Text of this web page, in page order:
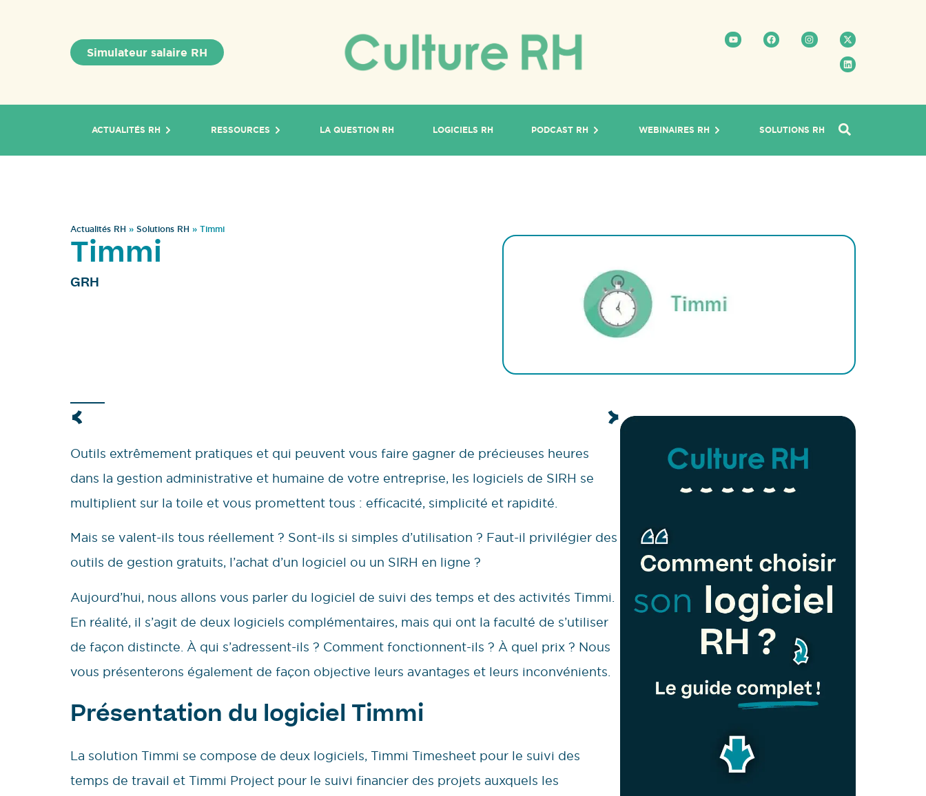
Simulateur salaire RH
ACTUALITÉS RH RESSOURCES LA QUESTION RH LOGICIELS RH PODCAST RH WEBINAIRES RH SOLUTIONS RH
Actualités RH » Solutions RH » Timmi
Timmi
GRH
Outils extrêmement pratiques et qui peuvent vous faire gagner de précieuses heures
dans la gestion administrative et humaine de votre entreprise, les logiciels de SIRH se
multiplient sur la toile et vous promettent tous : efficacité, simplicité et rapidité.
Mais se valent-ils tous réellement ? Sont-ils si simples d’utilisation ? Faut-il privilégier des
outils de gestion gratuits, l’achat d’un logiciel ou un SIRH en ligne ?
Aujourd’hui, nous allons vous parler du logiciel de suivi des temps et des activités Timmi.
En réalité, il s’agit de deux logiciels complémentaires, mais qui ont la faculté de s’utiliser
de façon distincte. À qui s’adressent-ils ? Comment fonctionnent-ils ? À quel prix ? Nous
vous présenterons également de façon objective leurs avantages et leurs inconvénients.
Présentation du logiciel Timmi
La solution Timmi se compose de deux logiciels, Timmi Timesheet pour le suivi des
temps de travail et Timmi Project pour le suivi financier des projets auxquels les